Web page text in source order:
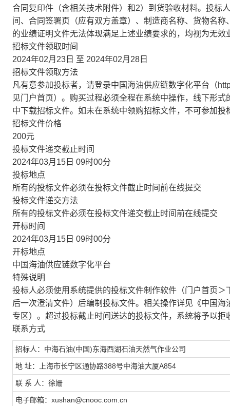
合同复印件（含相关技术附件）和2）到货验收材料。投标
间、合同签署页（应有双方盖章）、制造商名称、货物名
的业绩证明文件无法体现满足上述业绩要求的，均视为无效
招标文件领取时间
2024年02月23日 至 2024年02月28日
招标文件领取方法
凡有意参加投标者，请登录中国海油供应链数字化平台（
见门户首页）。购买过程必须全程在系统中操作，线下形
中下载招标文件。如未在系统中领购招标文件，不可参加投
招标文件价格
200元
投标文件递交截止时间
2024年03月15日 09时00分
投标地点
所有的投标文件必须在投标文件截止时间前在线提交
投标文件递交方法
所有的投标文件必须在投标文件递交截止时间前在线提交
开标时间
2024年03月15日 09时00分
开标地点
中国海油供应链数字化平台
特殊说明
投标人必须使用系统提供的投标文件制作软件（门户首页
后一次澄清文件）后编制投标文件。相关操作详见《中国
专区）。超过投标截止时间送达的投标文件，系统将予以拒
联系方式
招标人：中海石油(中国)东海西湖石油天然气作业公司
地 址：上海市长宁区通协路388号中海油大厦A854
联 系 人：徐姗
电子邮箱：xushan@cnooc.com.cn